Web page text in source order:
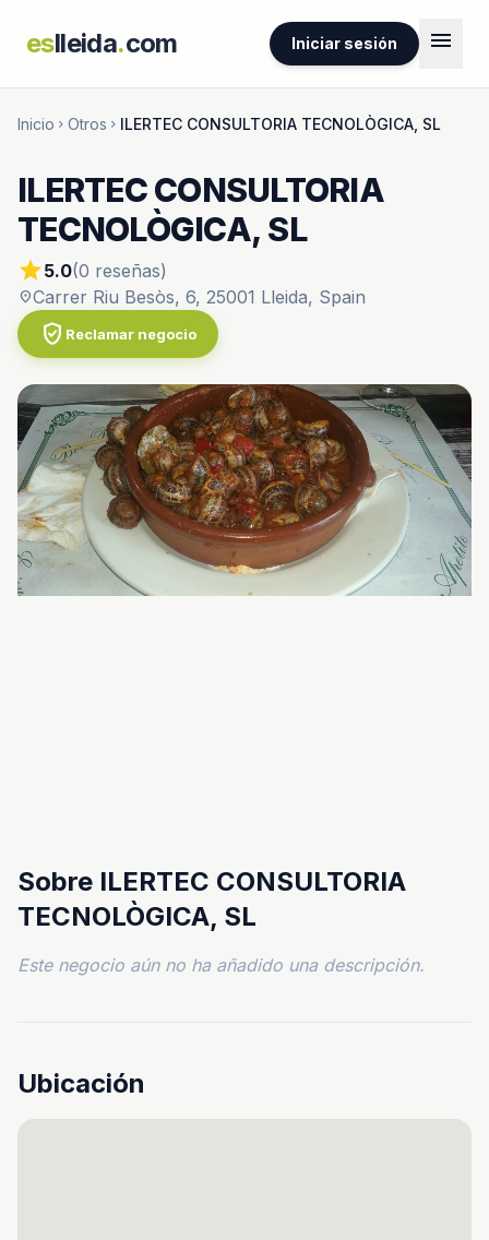
eslleida.com Iniciar sesión menu
Inicio chevron_right Otros chevron_right ILERTEC CONSULTORIA TECNOLÒGICA, SL
ILERTEC CONSULTORIA
TECNOLÒGICA, SL
star5.0(0 reseñas)
location_onCarrer Riu Besòs, 6, 25001 Lleida, Spain
verified_user Reclamar negocio
Sobre ILERTEC CONSULTORIA
TECNOLÒGICA, SL
Este negocio aún no ha añadido una descripción.
Ubicación